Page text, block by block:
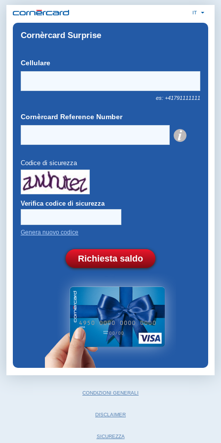
IT
Cornèrcard Surprise
Cellulare
es: +41791111111
Cornèrcard Reference Number
Codice di sicurezza
Verifica codice di sicurezza
Genera nuovo codice
Richiesta saldo
CONDIZIONI GENERALI
DISCLAIMER
SICUREZZA